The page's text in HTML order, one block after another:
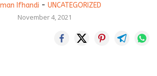
Ifhandi - UNCATEGORIZED
November 4, 2021